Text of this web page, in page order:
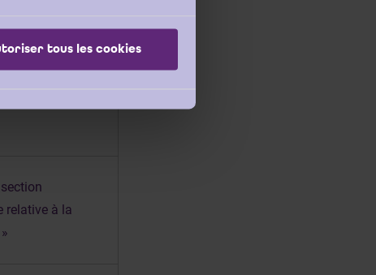
tous les cookies
relative à la